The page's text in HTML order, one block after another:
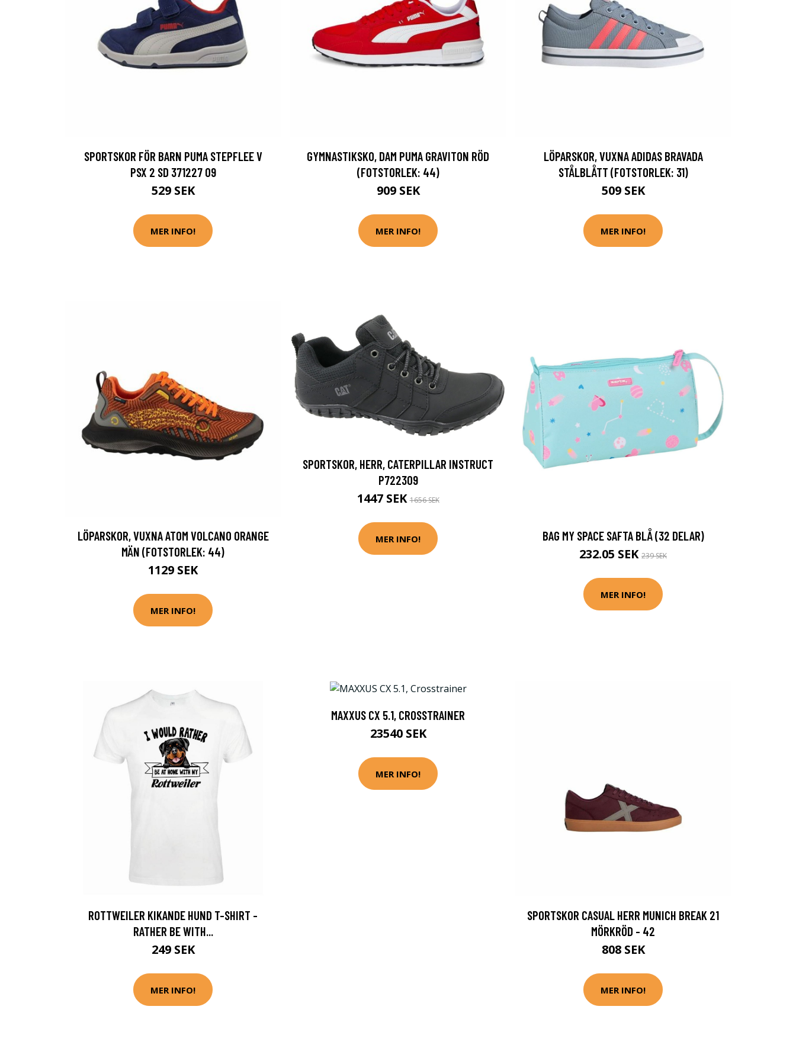
SPORTSKOR FÖR BARN PUMA STEPFLEE V
PSX 2 SD 371227 09
529 SEK
MER INFO!
GYMNASTIKSKO, DAM PUMA GRAVITON RÖD
(FOTSTORLEK: 44)
909 SEK
MER INFO!
LÖPARSKOR, VUXNA ADIDAS BRAVADA
STÅLBLÅTT (FOTSTORLEK: 31)
509 SEK
MER INFO!
LÖPARSKOR, VUXNA ATOM VOLCANO ORANGE
MÄN (FOTSTORLEK: 44)
1129 SEK
MER INFO!
SPORTSKOR, HERR, CATERPILLAR INSTRUCT
P722309
1447 SEK1656 SEK
MER INFO! BAG MY SPACE SAFTA BLÅ (32 DELAR)
232.05 SEK 239 SEK
MER INFO!
ROTTWEILER KIKANDE HUND T-SHIRT -
RATHER BE WITH...
249 SEK
MER INFO!
MAXXUS CX 5.1, CROSSTRAINER
23540 SEK
MER INFO!
SPORTSKOR CASUAL HERR MUNICH BREAK 21
MÖRKRÖD - 42
808 SEK
MER INFO!